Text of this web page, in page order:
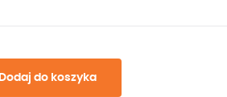
Dodaj do koszyka